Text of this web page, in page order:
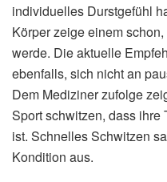
individuelles Durstgefühl
Körper zeige einem
werde. Die aktuelle
ebenfalls, sich nicht an
Dem Mediziner zufolge
Sport schwitzen, dass
ist. Schnelles Schwitzen
Kondition aus.